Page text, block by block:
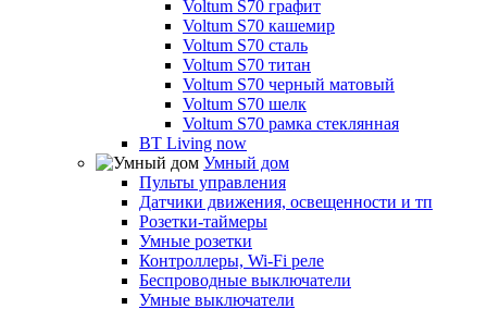
Voltum S70 графит
Voltum S70 кашемир
Voltum S70 сталь
Voltum S70 титан
Voltum S70 черный матовый
Voltum S70 шелк
Voltum S70 рамка стеклянная
BT Living now
Умный дом
Пульты управления
Датчики движения, освещенности и тп
Розетки-таймеры
Умные розетки
Контроллеры, Wi-Fi реле
Беспроводные выключатели
Умные выключатели